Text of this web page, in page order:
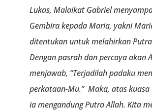
Lukas, Malaikat Gabriel
Gembira kepada Maria, yakni
ditentukan untuk melahirkan
Dengan pasrah dan percaya akan
menjawab, “Terjadilah padaku
perkataan-Mu.” Maka, atas kuasa
ia mengandung Putra Allah. Kita